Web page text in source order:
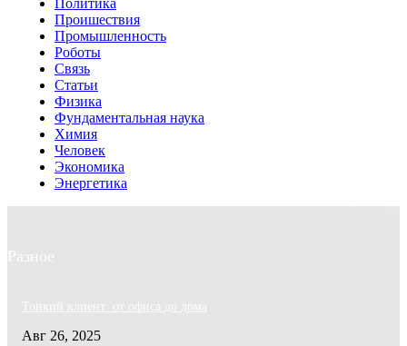
Политика
Проишествия
Промышленность
Роботы
Связь
Статьи
Физика
Фундаментальная наука
Химия
Человек
Экономика
Энергетика
Разное
Тонкий клиент: от офиса до дома
Авг 26, 2025